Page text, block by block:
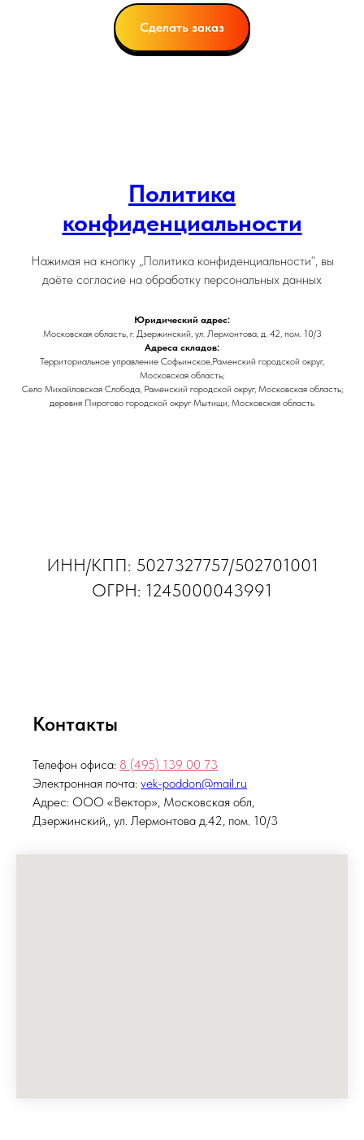
Сделать заказ
Политика
конфиденциальности
Нажимая на кнопку „Политика конфиденциальности“, вы
даёте согласие на обработку персональных данных
Юридический адрес:
Московская область, г. Дзержинский, ул. Лермонтова, д. 42, пом. 10/3
Адреса складов:
Территориальное управление Софьинское,Раменский городской округ,
Московская область;
Село Михайловская Слобода, Раменский городской округ, Московская область;
деревня Пирогово городской округ Мытищи, Московская область
ИНН/КПП: 5027327757/502701001
ОГРН: 1245000043991
Контакты
Телефон офиса: 8 (495) 139 00 73
Электронная почта: vek-poddon@mail.ru
Адрес: ООО «Вектор», Московская обл,
Дзержинский,, ул. Лермонтова д.42, пом. 10/3